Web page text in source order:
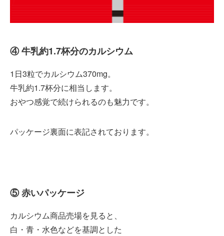
④ 牛乳約1.7杯分のカルシウム
1日3粒でカルシウム370mg。
牛乳約1.7杯分に相当します。
おやつ感覚で続けられるのも魅力です。
パッケージ裏面に表記されております。
⑤ 赤いパッケージ
カルシウム商品売場を見ると、
白・青・水色などを基調とした